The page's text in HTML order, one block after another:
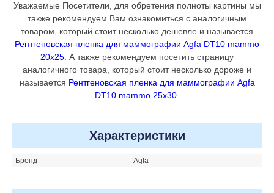
Уважаемые Посетители, для обретения полноты картины мы
также рекомендуем Вам ознакомиться с аналогичным
товаром, который стоит несколько дешевле и называется
Рентгеновская пленка для маммографии Agfa DT10 mammo
20x25. А также рекомендуем посетить страницу
аналогичного товара, который стоит несколько дороже и
называется Рентгеновская пленка для маммографии Agfa
DT10 mammo 25x30.
Характеристики
Бренд Agfa